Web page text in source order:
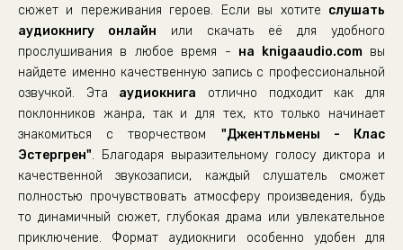
02_07_«Лжесвященные коровы» (Лео Морган, 1965–1967)
02_08_01_Бульвардье (Генри Морган, 1966–1968)
02_08_02_Бульвардье (Генри Морган, 1966–1968)
02_09_01_Дело Хогарта (Лео Морган, 1968–1975)
02_09_02_Дело Хогарта (Лео Морган, 1968–1975)
02_09_03_Дело Хогарта (Лео Морган, 1968–1975)
02_09_04_Дело Хогарта (Лео Морган, 1968–1975)
02_09_05_Дело Хогарта (Лео Морган, 1968–1975)
сюжет и переживания героев. Если вы хотите слушать
аудиокнигу онлайн или скачать её для удобного
прослушивания в любое время - на knigaaudio.comвы
найдете именно качественную запись с профессиональной
озвучкой. Эта аудиокнига отлично подходит как для
поклонников жанра, так и для тех, кто только начинает
знакомиться с творчеством "Джентльмены - Клас
Эстергрен". Благодаря выразительному голосу диктора и
качественной звукозаписи, каждый слушатель сможет
полностью прочувствовать атмосферу произведения, будь
то динамичный сюжет, глубокая драма или увлекательное
приключение. Формат аудиокниги особенно удобен для